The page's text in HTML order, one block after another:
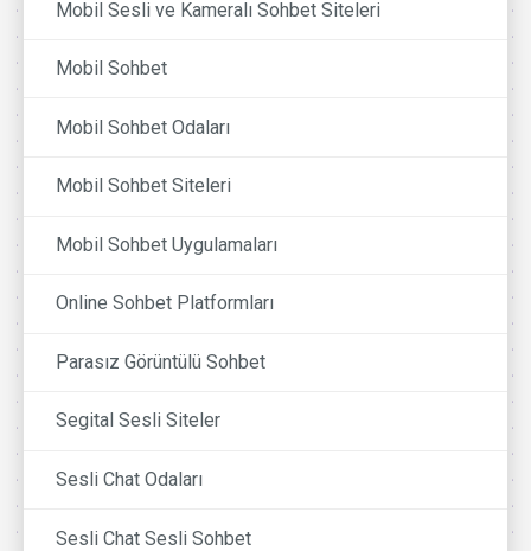
Mobil Sesli ve Kameralı Sohbet Siteleri
Mobil Sohbet
Mobil Sohbet Odaları
Mobil Sohbet Siteleri
Mobil Sohbet Uygulamaları
Online Sohbet Platformları
Parasız Görüntülü Sohbet
Segital Sesli Siteler
Sesli Chat Odaları
Sesli Chat Sesli Sohbet